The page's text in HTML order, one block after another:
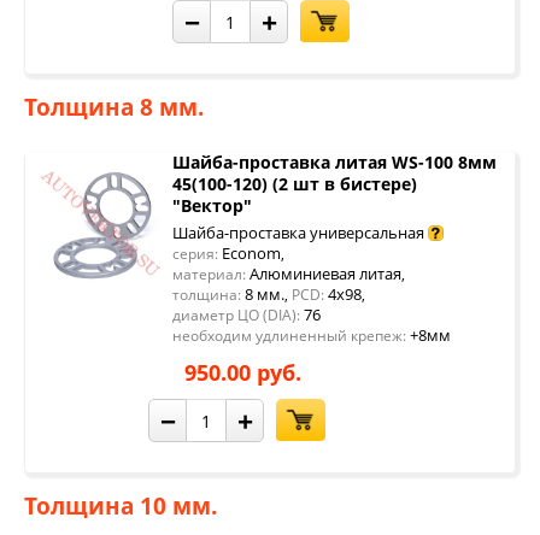
− +
Толщина 8 мм.
Шайба-проставка литая WS-100 8мм
45(100-120) (2 шт в бистере)
"Вектор"
Шайба-проставка универсальная
серия: Econom,
материал: Алюминиевая литая,
толщина: 8 мм., PCD: 4x98,
диаметр ЦО (DIA): 76
необходим удлиненный крепеж: +8мм
950.00 руб.
− +
Толщина 10 мм.